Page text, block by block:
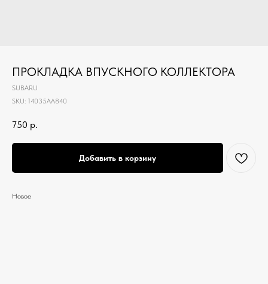
ПРОКЛАДКА ВПУСКНОГО КОЛЛЕКТОРА
SUBARU
SKU: 14035AA840
750 р.
Добавить в корзину
Новое